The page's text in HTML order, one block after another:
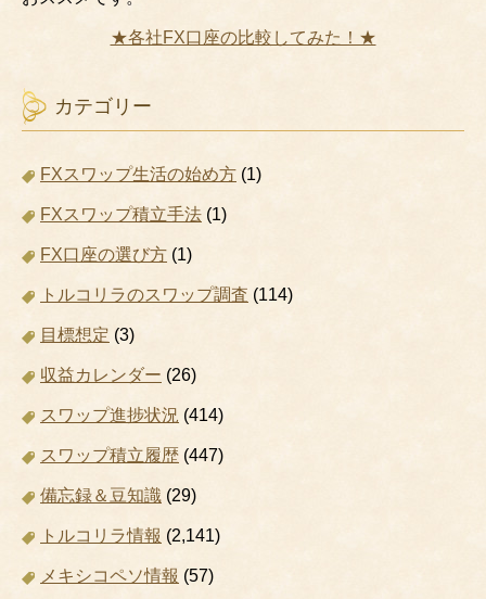
★各社FX口座の比較してみた！★
カテゴリー
FXスワップ生活の始め方 (1)
FXスワップ積立手法 (1)
FX口座の選び方 (1)
トルコリラのスワップ調査 (114)
目標想定 (3)
収益カレンダー (26)
スワップ進捗状況 (414)
スワップ積立履歴 (447)
備忘録＆豆知識 (29)
トルコリラ情報 (2,141)
メキシコペソ情報 (57)